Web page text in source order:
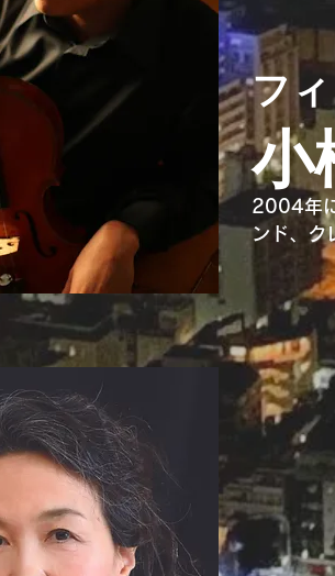
音楽劇
22年ア
応援
ーモニ
復興国
受賞。
イナリ
金主
二期
フ
小
2004年
ンド、ク
より教
2019年
の制作
氏の来日
伊勢神宮
23年8月
作曲、演
日本を
っている